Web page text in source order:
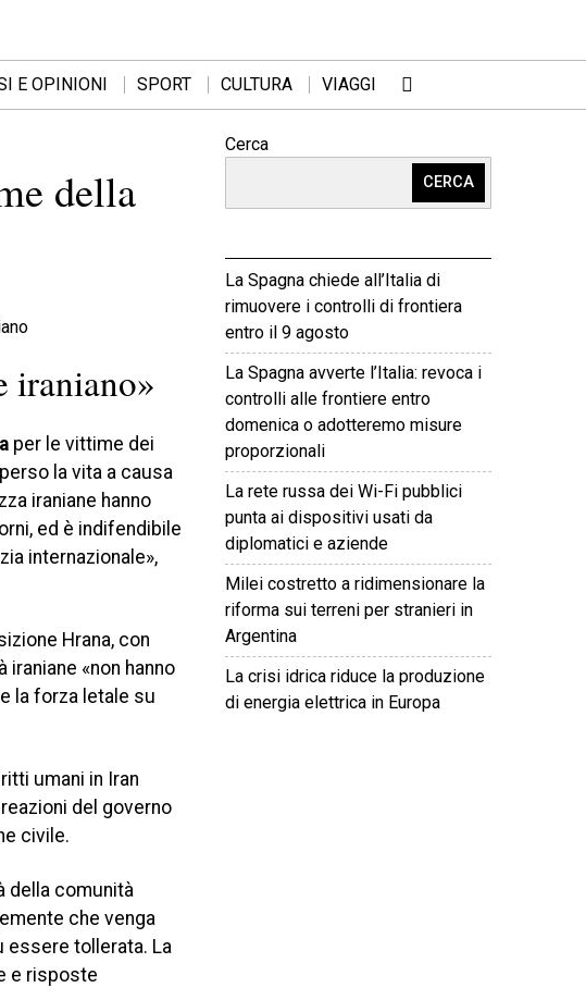
E OPINIONI SPORT CULTURA VIAGGI
della
iraniano»
per le vittime dei
la vita a causa
iraniane hanno
ed è indifendibile
internazionale»,
Hrana, con
«non hanno
la forza letale su
umani in Iran
del governo
civile.
della comunità
che venga
essere tollerata. La
e risposte
Cerca
CERCA
La Spagna chiede all’Italia di
rimuovere i controlli di frontiera
entro il 9 agosto
La Spagna avverte l’Italia: revoca i
controlli alle frontiere entro
domenica o adotteremo misure
proporzionali
La rete russa dei Wi-Fi pubblici
punta ai dispositivi usati da
diplomatici e aziende
Milei costretto a ridimensionare la
riforma sui terreni per stranieri in
Argentina
La crisi idrica riduce la produzione
di energia elettrica in Europa